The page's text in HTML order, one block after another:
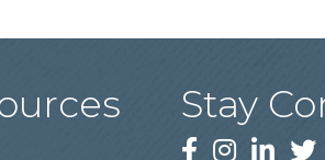
Stay
Facebook
Instagram
LinkedIn